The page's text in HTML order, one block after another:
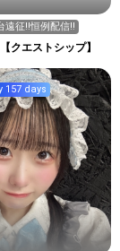
遠征‼️恒例配信‼️
クエストシップ】
157 days